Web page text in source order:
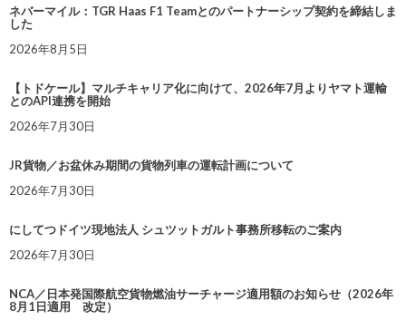
ネバーマイル：TGR Haas F1 Teamとのパートナーシップ契約を締結しま
した
2026年8月5日
【トドケール】マルチキャリア化に向けて、2026年7月よりヤマト運輸
とのAPI連携を開始
2026年7月30日
JR貨物／お盆休み期間の貨物列車の運転計画について
2026年7月30日
にしてつドイツ現地法人 シュツットガルト事務所移転のご案内
2026年7月30日
NCA／日本発国際航空貨物燃油サーチャージ適用額のお知らせ（2026年
8月1日適用 改定）